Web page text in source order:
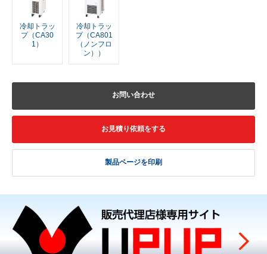
冷却トラッ
プ（CA30
1）
冷却トラッ
プ（CA801
（ノンフロ
ン））
お問い合わせ
お見積り依頼をする
製品ページを印刷